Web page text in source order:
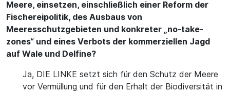
Meere, einsetzen, einschließlich einer Reform der
Fischereipolitik, des Ausbaus von
Meeresschutzgebieten und konkreter „no-take-
zones“ und eines Verbots der kommerziellen Jagd
auf Wale und Delfine?
Ja, DIE LINKE setzt sich für den Schutz der Meere
vor Vermüllung und für den Erhalt der Biodiversität in